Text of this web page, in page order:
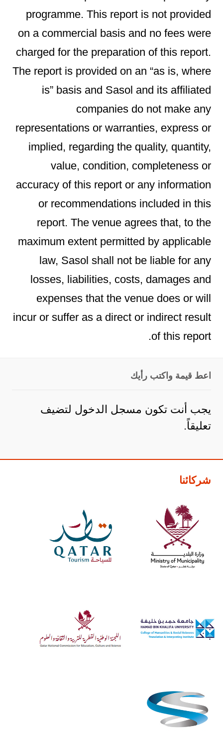
programme. This report is not provided
on a commercial basis and no fees were
charged for the preparation of this report.
The report is provided on an “as is, where
is” basis and Sasol and its affiliated
companies do not make any
representations or warranties, express or
implied, regarding the quality, quantity,
value, condition, completeness or
accuracy of this report or any information
or recommendations included in this
report. The venue agrees that, to the
maximum extent permitted by applicable
law, Sasol shall not be liable for any
losses, liabilities, costs, damages and
expenses that the venue does or will
incur or suffer as a direct or indirect result
of this report.
اعط قيمة واكتب رأيك
يجب أنت تكون مسجل الدخول لتضيف
تعليقاً.
شركائنا